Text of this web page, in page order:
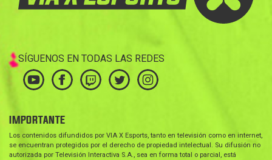
SÍGUENOS EN TODAS LAS REDES
IMPORTANTE
Los contenidos difundidos por VIA X Esports, tanto en televisión como en internet,
se encuentran protegidos por el derecho de propiedad intelectual. Su difusión no
autorizada por Televisión Interactiva S.A., sea en forma total o parcial, está